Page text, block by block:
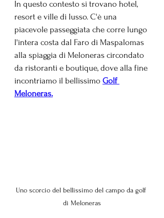
In questo contesto si trovano hotel,
resort e ville di lusso. C'è una
piacevole passeggiata che corre lungo
l'intera costa dal Faro di Maspalomas
alla spiaggia di Meloneras circondato
da ristoranti e boutique, dove alla fine
incontriamo il bellissimo Golf
Meloneras.
Uno scorcio del bellissimo del campo da golf
di Meloneras